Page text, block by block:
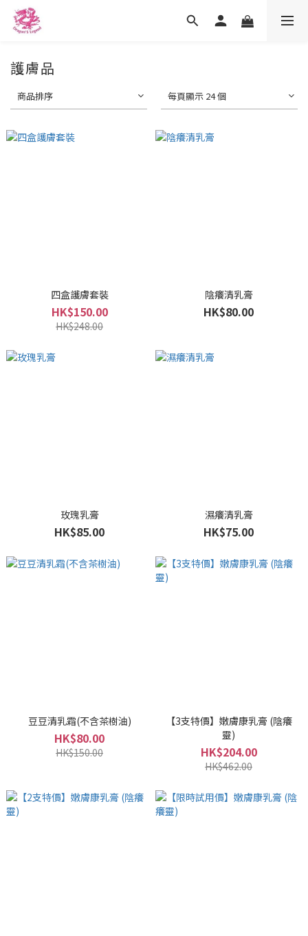
護膚品
商品排序 每頁顯示 24 個
四盒護膚套裝
HK$150.00
HK$248.00
陰癢清乳膏
HK$80.00
玫瑰乳膏
HK$85.00
濕癢清乳膏
HK$75.00
豆豆清乳霜(不含茶樹油)
HK$80.00
HK$150.00
【3支特價】嫩膚康乳膏 (陰癢
靈)
HK$204.00
HK$462.00